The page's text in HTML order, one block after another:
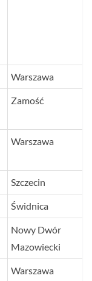
Warszawa
Zamość
Warszawa
Szczecin
Świdnica
Nowy Dwór
Mazowiecki
Warszawa